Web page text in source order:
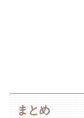
まとめ